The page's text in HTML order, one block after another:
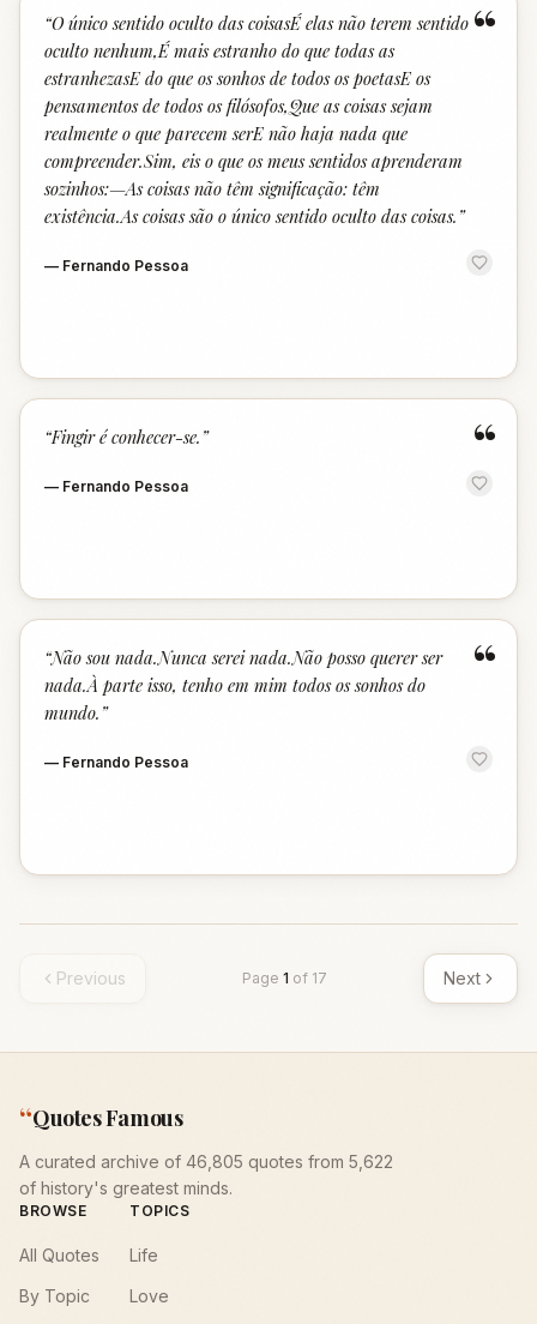
“
“O único sentido oculto das coisasÉ elas não terem sentido
oculto nenhum,É mais estranho do que todas as
estranhezasE do que os sonhos de todos os poetasE os
pensamentos de todos os filósofos,Que as coisas sejam
realmente o que parecem serE não haja nada que
compreender.Sim, eis o que os meus sentidos aprenderam
sozinhos:—As coisas não têm significação: têm
existência.As coisas são o único sentido oculto das coisas. ”
— Fernando Pessoa
“
“Fingir é conhecer-se. ”
— Fernando Pessoa
“
“Não sou nada.Nunca serei nada.Não posso querer ser
nada.À parte isso, tenho em mim todos os sonhos do
mundo. ”
— Fernando Pessoa
Previous Page 1 of 17 Next
“Quotes Famous
A curated archive of 46,805 quotes from 5,622
of history's greatest minds.
BROWSE
All Quotes
By Topic
TOPICS
Life
Love